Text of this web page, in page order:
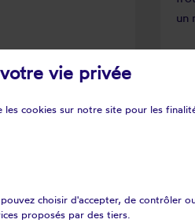
un
vie privée
cookies sur notre site pour les
choisir d'accepter, de contrôler
proposés par des tiers.